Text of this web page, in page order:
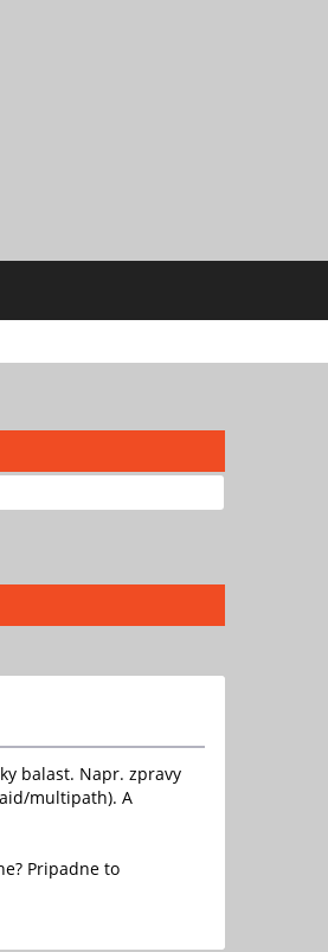
balast. Napr. zpravy
multipath). A
Pripadne to